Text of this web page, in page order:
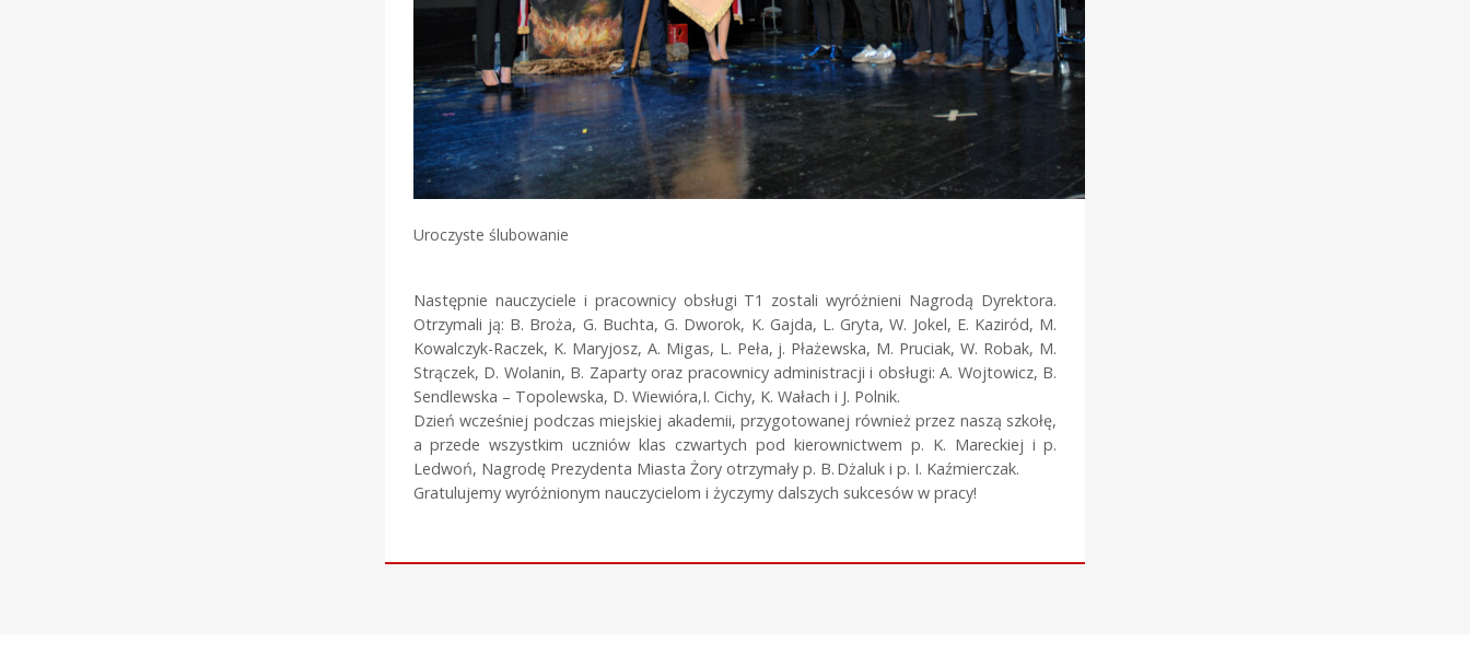
Uroczyste ślubowanie
Następnie nauczyciele i pracownicy obsługi T1 zostali wyróżnieni Nagrodą Dyrektora.
Otrzymali ją: B. Broża, G. Buchta, G. Dworok, K. Gajda, L. Gryta, W. Jokel, E. Kaziród, M.
Kowalczyk-Raczek, K. Maryjosz, A. Migas, L. Peła, j. Płażewska, M. Pruciak, W. Robak, M.
Strączek, D. Wolanin, B. Zaparty oraz pracownicy administracji i obsługi: A. Wojtowicz, B.
Sendlewska – Topolewska, D. Wiewióra,I. Cichy, K. Wałach i J. Polnik.
Dzień wcześniej podczas miejskiej akademii, przygotowanej również przez naszą szkołę,
a przede wszystkim uczniów klas czwartych pod kierownictwem p. K. Mareckiej i p.
Ledwoń, Nagrodę Prezydenta Miasta Żory otrzymały p. B. Dżaluk i p. I. Kaźmierczak.
Gratulujemy wyróżnionym nauczycielom i życzymy dalszych sukcesów w pracy!